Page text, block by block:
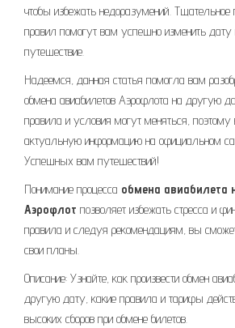
чтобы избежать недоразумений. Тщательное
правил помогут вам успешно изменить
путешествие.
Надеемся, данная статья помогла вам
обмена авиабилетов Аэрофлота на другую
правила и условия могут меняться, поэтому
актуальную информацию на официальном
Успешных вам путешествий!
Понимание процесса обмена авиабилета
Аэрофлот позволяет избежать стресса и
правила и следуя рекомендациям, вы
свои планы.
Описание: Узнайте, как произвести обмен
другую дату, какие правила и тарифы
высоких сборов при обмене билетов.